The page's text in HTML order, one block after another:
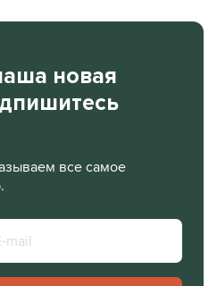
новая
все самое